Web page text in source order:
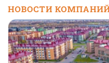
НОВОСТИ